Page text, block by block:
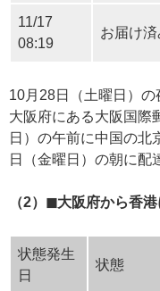
11/17
08:19
お届け済
10月28日（土曜日）の
大阪府にある大阪国際
日）の午前に中国の北
日（金曜日）の朝に配
（2）◼︎大阪府から香
状態発生
日
状態